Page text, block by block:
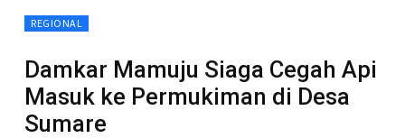
REGIONAL
Damkar Mamuju Siaga Cegah Api
Masuk ke Permukiman di Desa
Sumare